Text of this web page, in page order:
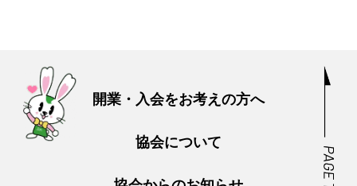
開業・入会をお考えの方へ
協会について